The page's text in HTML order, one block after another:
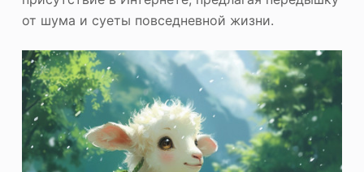
от шума и суеты повседневной жизни.